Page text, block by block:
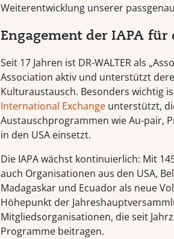
Weiterentwicklung unserer
Engagement der IAPA
Seit 17 Jahren ist DR-WALTER als
Association aktiv und unterstützt
Kulturaustausch. Besonders wichtig
International Exchangeunterstützt,
Austauschprogrammen wie Au-pair,
in den USA einsetzt.
Die IAPA wächst kontinuierlich: Mit
auch Organisationen aus den USA,
Madagaskar und Ecuador als neue
Höhepunkt der
Mitgliedsorganisationen, die seit
Programme beitragen.